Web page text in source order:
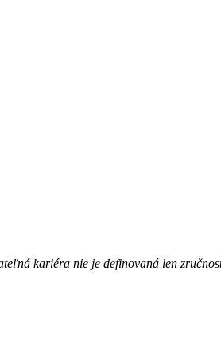
kariéra nie je definovaná len